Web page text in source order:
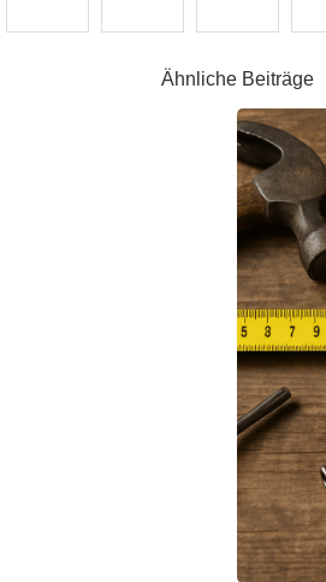
Ähnliche Beiträge